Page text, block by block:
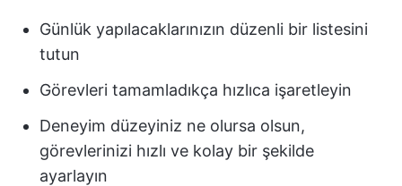
Günlük yapılacaklarınızın düzenli bir listesini
tutun
Görevleri tamamladıkça hızlıca işaretleyin
Deneyim düzeyiniz ne olursa olsun,
görevlerinizi hızlı ve kolay bir şekilde
ayarlayın